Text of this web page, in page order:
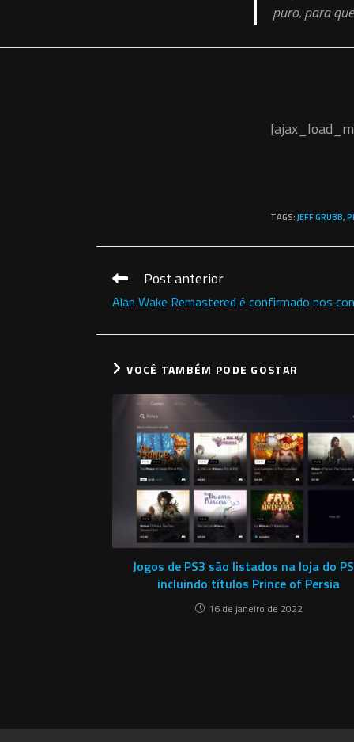
puro, para
TAGS:JEFF GRUBB,
Leia
artigos
Post anterior
Alan Wake Remastered é confirmado nos
VOCÊ TAMBÉM PODE GOSTAR
Jogos de PS3 são listados na loja do
incluindo títulos Prince of Persia
16 de janeiro de 2022